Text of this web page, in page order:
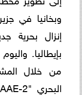
وبخانيا في
إنزال بحرية
بإيطاليا.
من خلال